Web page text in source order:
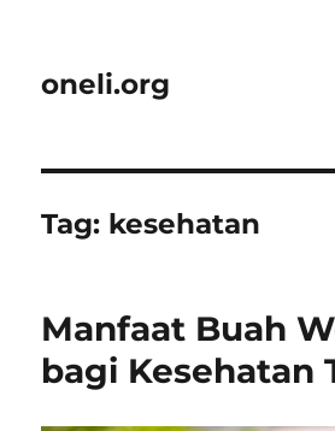
oneli.org
Tag: kesehatan
Manfaat Buah
bagi Kesehatan